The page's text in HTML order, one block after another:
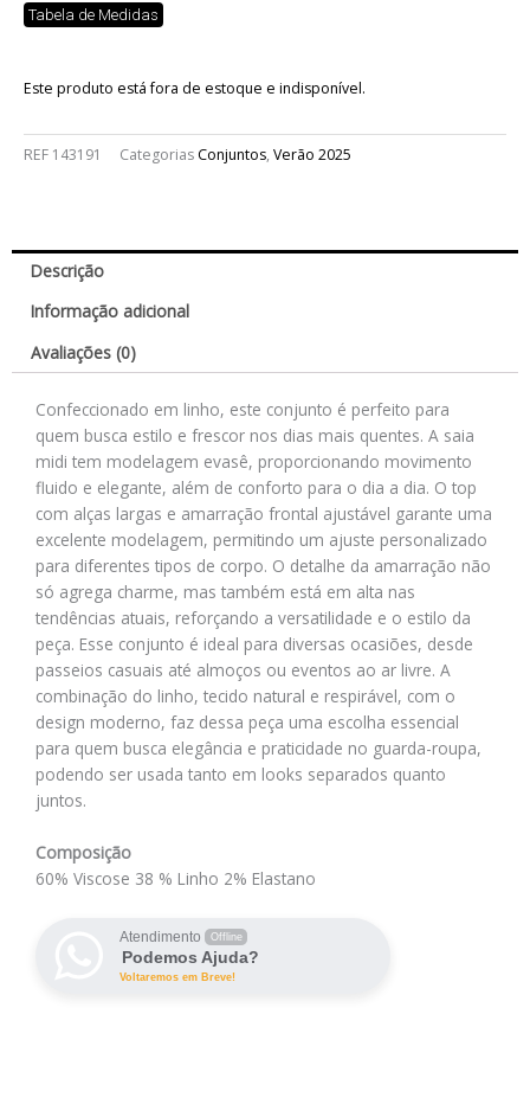
Tabela de Medidas
Este produto está fora de estoque e indisponível.
REF 143191 Categorias Conjuntos, Verão 2025
Descrição
Informação adicional
Avaliações (0)
Confeccionado em linho, este conjunto é perfeito para
quem busca estilo e frescor nos dias mais quentes. A saia
midi tem modelagem evasê, proporcionando movimento
fluido e elegante, além de conforto para o dia a dia. O top
com alças largas e amarração frontal ajustável garante uma
excelente modelagem, permitindo um ajuste personalizado
para diferentes tipos de corpo. O detalhe da amarração não
só agrega charme, mas também está em alta nas
tendências atuais, reforçando a versatilidade e o estilo da
peça. Esse conjunto é ideal para diversas ocasiões, desde
passeios casuais até almoços ou eventos ao ar livre. A
combinação do linho, tecido natural e respirável, com o
design moderno, faz dessa peça uma escolha essencial
para quem busca elegância e praticidade no guarda-roupa,
podendo ser usada tanto em looks separados quanto
juntos.
Composição
60% Viscose 38 % Linho 2% Elastano
Atendimento Offline
Podemos Ajuda?
Voltaremos em Breve!